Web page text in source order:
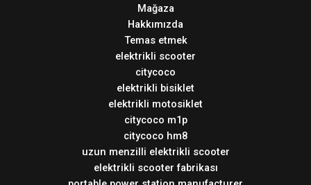
Mağaza
Hakkımızda
Temas etmek
elektrikli scooter
citycoco
elektrikli bisiklet
elektrikli motosiklet
citycoco m1p
citycoco hm8
uzun menzilli elektrikli scooter
elektrikli scooter fabrikası